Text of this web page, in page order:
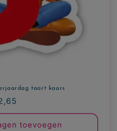
taart kaars
toevoegen